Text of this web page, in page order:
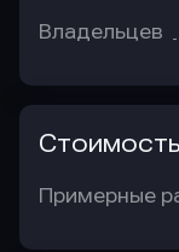
Владельцев
Примерные